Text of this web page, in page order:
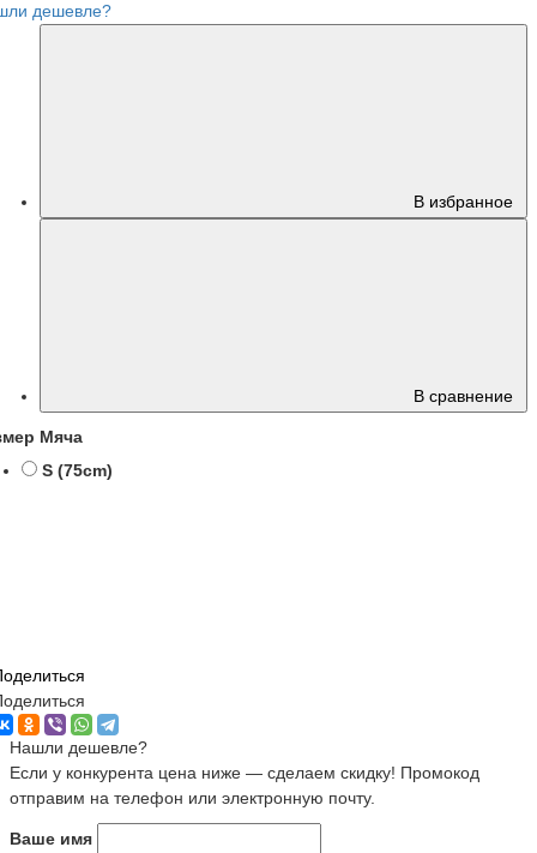
дешевле?
В избранное
В сравнение
Мяча
S (75cm)
Нашли дешевле?
Если у конкурента цена ниже — сделаем скидку! Промокод
отправим на телефон или электронную почту.
Ваше имя